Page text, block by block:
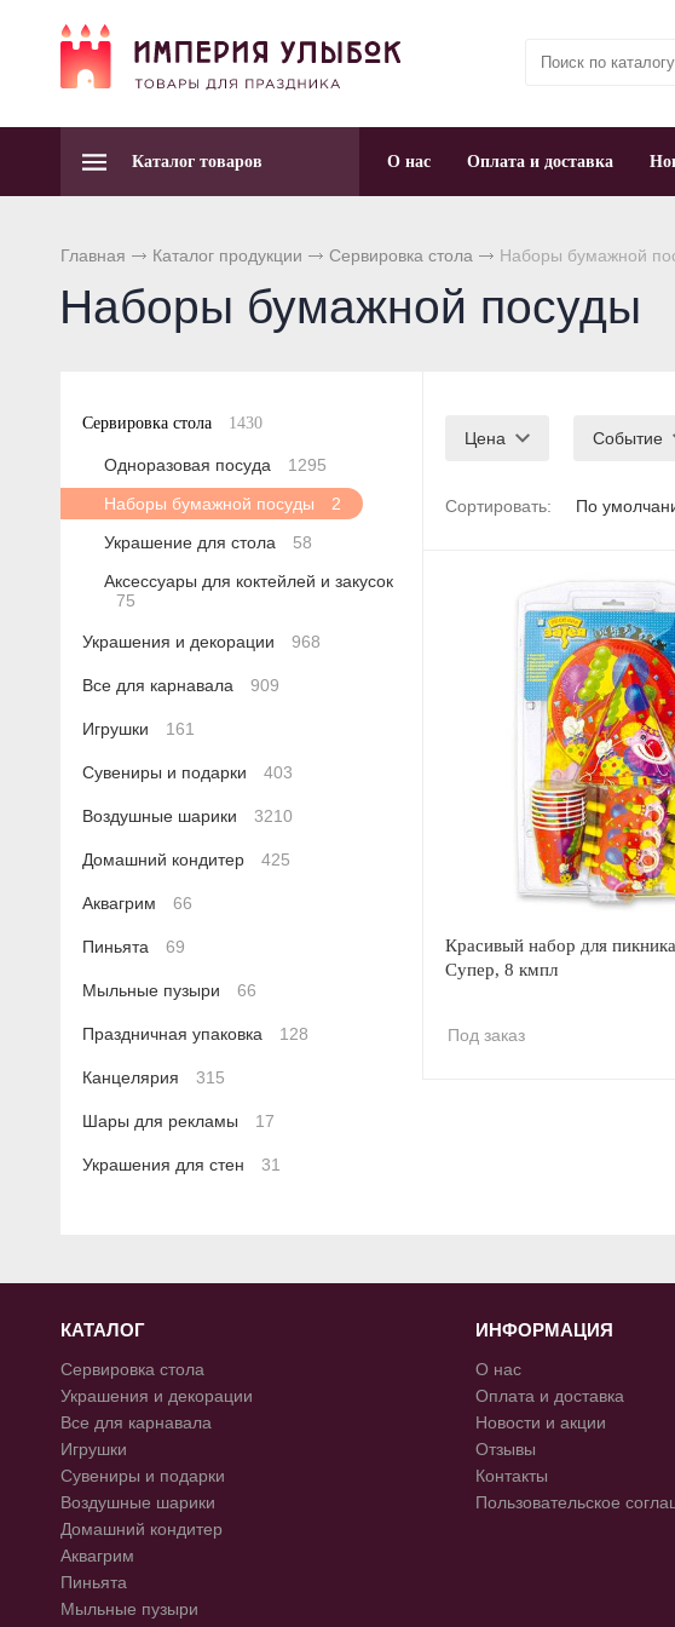
Каталог товаров О нас Оплата и доставка
Главная Каталог продукции Сервировка стола Наборы бумажной
Наборы бумажной посуды
Цена Событие
Сортировать: По
Красивый набор для
Супер, 8 кмпл
Под заказ
Сервировка стола 1430
Одноразовая посуда
1295
Наборы бумажной посуды
2
Украшение для стола
58
Аксессуары для коктейлей и закусок
75
Украшения и декорации 968
Все для карнавала 909
Игрушки 161
Сувениры и подарки 403
Воздушные шарики 3210
Домашний кондитер 425
Аквагрим 66
Пиньята 69
Мыльные пузыри 66
Праздничная упаковка 128
Канцелярия 315
Шары для рекламы 17
Украшения для стен 31
КАТАЛОГ
Сервировка стола
Украшения и декорации
Все для карнавала
Игрушки
Сувениры и подарки
Воздушные шарики
Домашний кондитер
Аквагрим
Пиньята
Мыльные пузыри
ИНФОРМАЦИЯ
О нас
Оплата и доставка
Новости и акции
Отзывы
Контакты
Пользовательское